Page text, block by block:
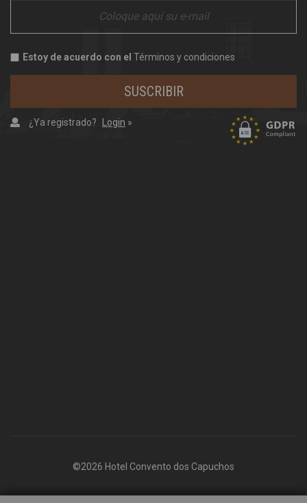
Estoy de acuerdo con el Términos y condiciones
SUSCRIBIR
¿Ya registrado? Login »
©2026 Hotel Convento dos Capuchos